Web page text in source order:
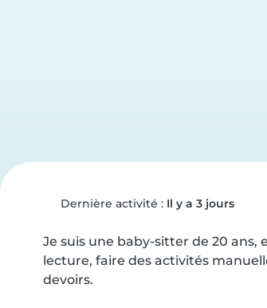
Dernière activité : Il y a 3 jours
Je suis une baby-sitter de 20 ans,
lecture, faire des activités
devoirs.